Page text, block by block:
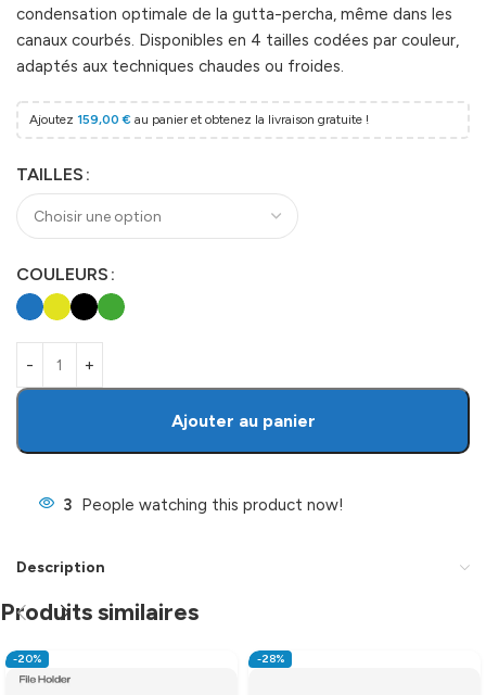
condensation optimale de la gutta-percha, même dans les
canaux courbés. Disponibles en 4 tailles codées par couleur,
adaptés aux techniques chaudes ou froides.
Ajoutez 159,00€ au panier et obtenez la livraison gratuite !
TAILLES
COULEURS
Ajouter au panier
3 People watching this product now!
Description
Produits similaires
-20% -28%